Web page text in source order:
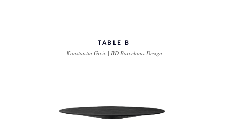
TABLE B
Konstantin Grcic | BD Barcelona Design